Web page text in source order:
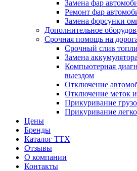
Замена фар
Ремонт фар
Замена форсунки
Дополнительное
Срочная помощь на
Срочный слив
Замена
Компьютерная
выездом
Отключение
Отключение меток
Прикуривание
Прикуривание
Цены
Бренды
Каталог ТТХ
Отзывы
О компании
Контакты